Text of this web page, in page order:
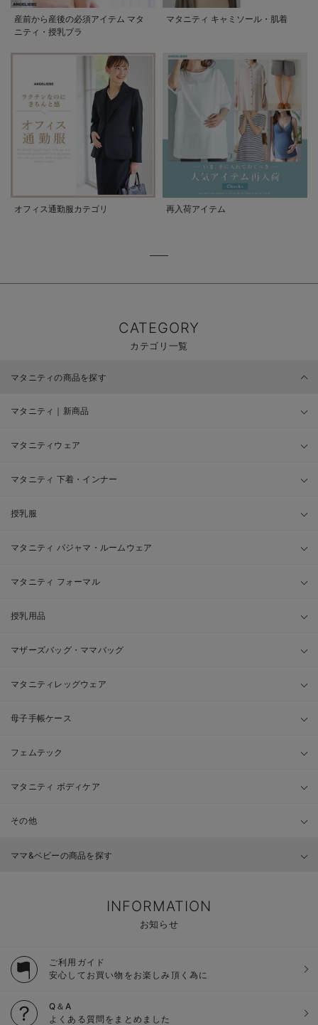
産前から産後の必須アイテム マタ
ニティ・授乳ブラ
マタニティ キャミソール・肌着
オフィス通勤服カテゴリ 再入荷アイテム
CATEGORY
カテゴリ一覧
マタニティの商品を探す
マタニティ｜新商品
マタニティウェア
マタニティ 下着・インナー
授乳服
マタニティ パジャマ・ルームウェア
マタニティ フォーマル
授乳用品
マザーズバッグ・ママバッグ
マタニティレッグウェア
母子手帳ケース
フェムテック
マタニティ ボディケア
その他
ママ&ベビーの商品を探す
INFORMATION
お知らせ
ご利用ガイド
安心してお買い物をお楽しみ頂く為に
Q＆A
よくある質問をまとめました